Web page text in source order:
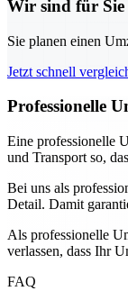
Wir sind für Sie
Sie planen einen
Jetzt schnell
Professionelle
Eine professionelle
und Transport so,
Bei uns als
Detail. Damit
Als professionelle
verlassen, dass Ihr
FAQ